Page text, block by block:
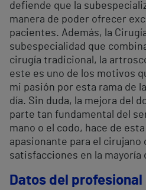
defiende que la
manera de poder ofrecer
pacientes. Además, la
subespecialidad que
cirugía tradicional, la
este es uno de los motivos
mi pasión por esta rama de
día. Sin duda, la mejora del
parte tan fundamental del
mano o el codo, hace de
apasionante para el cirujano
satisfacciones en la mayoría
Datos del profesional